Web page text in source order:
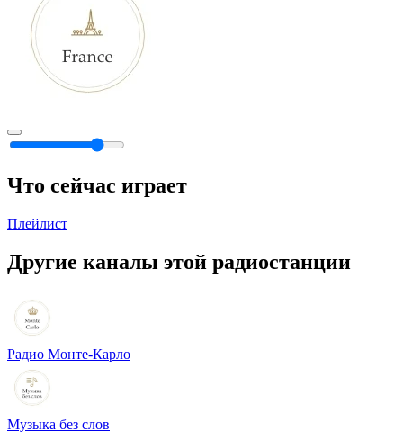
Что сейчас играет
Плейлист
Другие каналы этой радиостанции
Радио Монте-Карло
Музыка без слов